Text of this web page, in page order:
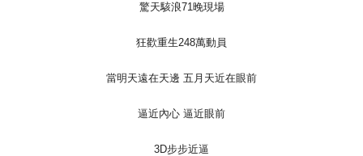
NT$65/pesanan | Penghantaran percuma untuk pesanan
NT$65/pesanan | Penghantaran percuma untuk pesanan
驚天駭浪71晚現場
狂歡重生248萬動員
當明天遠在天邊 五月天近在眼前
逼近內心 逼近眼前
3D步步近逼